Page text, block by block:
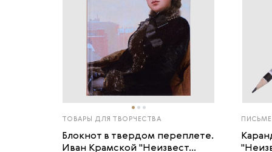
ТОВАРЫ ДЛЯ ТВОРЧЕСТВА
Блокнот в твердом переплете.
Иван Крамской "Неизвест...